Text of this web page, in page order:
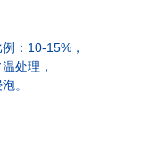
：10-15%，
处理，
。